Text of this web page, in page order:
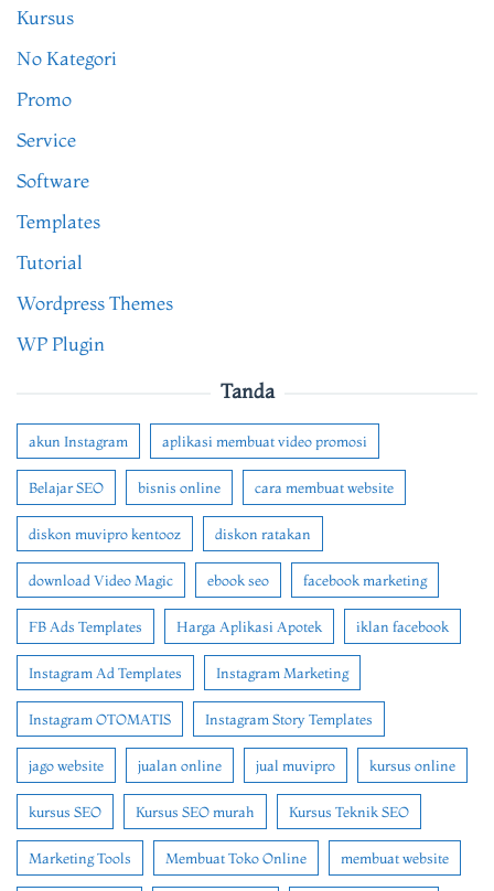
Kursus
No Kategori
Promo
Service
Software
Templates
Tutorial
Wordpress Themes
WP Plugin
Tanda
akun Instagram aplikasi membuat video promosi
Belajar SEO bisnis online cara membuat website
diskon muvipro kentooz diskon ratakan
download Video Magic ebook seo facebook marketing
FB Ads Templates Harga Aplikasi Apotek iklan facebook
Instagram Ad Templates Instagram Marketing
Instagram OTOMATIS Instagram Story Templates
jago website jualan online jual muvipro kursus online
kursus SEO Kursus SEO murah Kursus Teknik SEO
Marketing Tools Membuat Toko Online membuat website